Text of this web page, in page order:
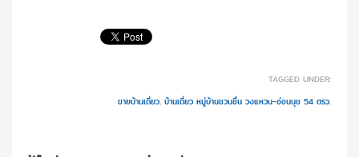
TAGGED UNDER:
ขายบ้านเดี่ยว, บ้านเดี่ยว หมู่บ้านชวนชื่น วงแหวน-อ่อนนุช 54 ตรว.